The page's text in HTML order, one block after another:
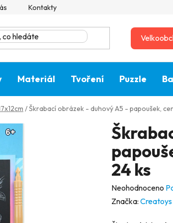
Kontakty
Materiál Tvoření Puzzle
/Škrabací obrázek - duhový A5 - papoušek,
24 ks
Průměrné
hodnocení
Neohodnoceno
Značka: Creatoys